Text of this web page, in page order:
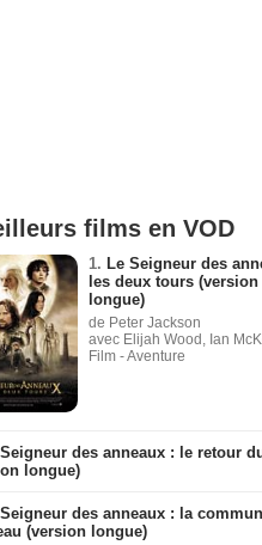
films en VOD
1. Le Seigneur des
les deux tours (version
longue)
de Peter Jackson
avec Elijah Wood, Ian
Film - Aventure
des anneaux : le retour
longue)
des anneaux : la
(version longue)